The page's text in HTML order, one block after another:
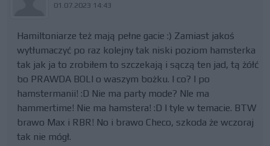
01.07.2023 14:43
Hamiltoniarze też mają pełne gacie :) Zamiast jakoś
wytłumaczyć po raz kolejny tak niski poziom hamsterka
tak jak ja to zrobiłem to szczekają i sączą ten jad, tą żółć
bo PRAWDA BOLI o waszym bożku. I co? I po
hamstermanii! :D Nie ma party mode? NIe ma
hammertime! Nie ma hamstera! :D I tyle w temacie. BTW
brawo Max i RBR! No i brawo Checo, szkoda że wczoraj
tak nie mógł.